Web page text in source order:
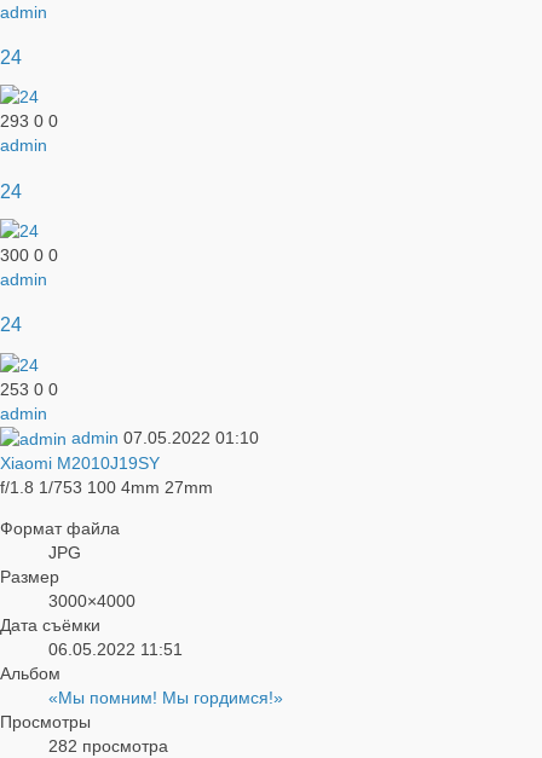
admin
24
293 0 0
admin
24
300 0 0
admin
24
253 0 0
admin
admin 07.05.2022 01:10
Xiaomi M2010J19SY
f/1.8 1/753 100 4mm 27mm
Формат файла
JPG
Размер
3000×4000
Дата съёмки
06.05.2022 11:51
Альбом
«Мы помним! Мы гордимся!»
Просмотры
282 просмотра